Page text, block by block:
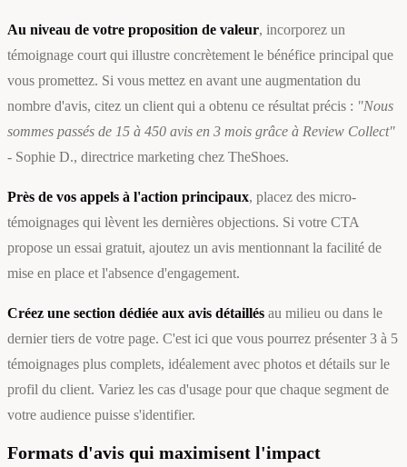
Au niveau de votre proposition de valeur, incorporez un
témoignage court qui illustre concrètement le bénéfice principal que
vous promettez. Si vous mettez en avant une augmentation du
nombre d'avis, citez un client qui a obtenu ce résultat précis : "Nous
sommes passés de 15 à 450 avis en 3 mois grâce à Review Collect"
- Sophie D., directrice marketing chez TheShoes.
Près de vos appels à l'action principaux, placez des micro-
témoignages qui lèvent les dernières objections. Si votre CTA
propose un essai gratuit, ajoutez un avis mentionnant la facilité de
mise en place et l'absence d'engagement.
Créez une section dédiée aux avis détaillés au milieu ou dans le
dernier tiers de votre page. C'est ici que vous pourrez présenter 3 à 5
témoignages plus complets, idéalement avec photos et détails sur le
profil du client. Variez les cas d'usage pour que chaque segment de
votre audience puisse s'identifier.
Formats d'avis qui maximisent l'impact